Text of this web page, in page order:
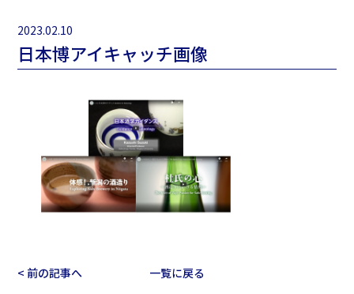
2023.02.10
日本博アイキャッチ画像
< 前の記事へ 一覧に戻る